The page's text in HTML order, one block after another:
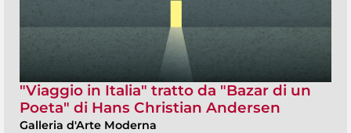
"Viaggio in Italia" tratto da "Bazar di un
Poeta" di Hans Christian Andersen
Galleria d'Arte Moderna